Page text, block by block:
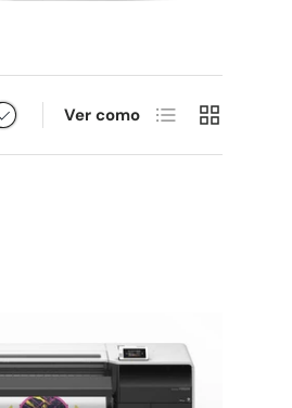
Ver como Lista Cuadrícula